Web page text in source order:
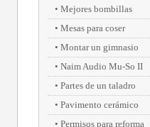
Mejores bombillas
Mesas para coser
Montar un gimnasio
Naim Audio Mu-So II
Partes de un taladro
Pavimento cerámico
Permisos para reforma